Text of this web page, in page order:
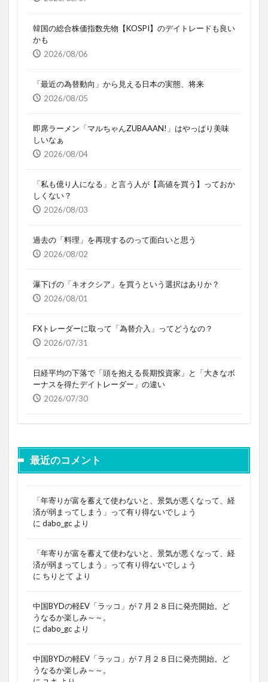
韓国の総合株価指数先物【KOSPI】のデイトレードも良い
かも
2026/08/06
「最近の為替動向」から見える日本の実態、将来
2026/08/05
即席ラーメン「マルちゃんZUBAAAN!」はやっぱり美味
しいなぁ
2026/08/04
「私も億り人になる」と言う人が【高値を買う】っておか
しくない？
2026/08/03
過去の「料理」を再現するのって面白いと思う
2026/08/02
瀑下げの「キオクシア」を買うという選択はありか？
2026/08/01
FXトレーダーに取って「為替介入」ってどうなの？
2026/07/31
日経平均の下落で「頭を抱える長期投資家」と「大きなボ
ーナスを得たデイトレーダー」の違い
2026/07/30
最近のコメント
「年寄りが富を蓄えて使わないと、景気が悪くなって、経
済が弱まってしまう」って有り得ないでしょう
に dabo_gc より
「年寄りが富を蓄えて使わないと、景気が悪くなって、経
済が弱まってしまう」って有り得ないでしょう
に ちりとて より
中国BYDの軽EV「ラッコ」が７月２８日に発売開始。ど
うなるか楽しみ～～。
に dabo_gc より
中国BYDの軽EV「ラッコ」が７月２８日に発売開始。ど
うなるか楽しみ～～。